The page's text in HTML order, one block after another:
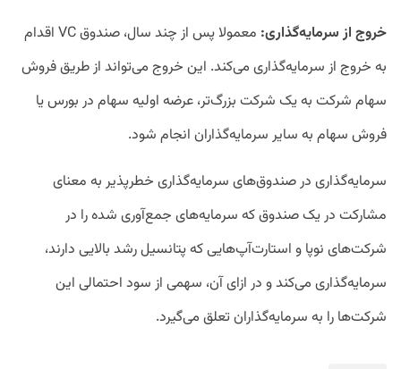
خروج از سرمایه‌گذاری:
معمولا پس از چند سال، صندوق VC اقدام
به خروج از سرمایه‌گذاری می‌کند. این خروج می‌تواند از طریق فروش
سهام شرکت به یک شرکت بزرگ‌تر، عرضه اولیه سهام در بورس یا
فروش سهام به سایر سرمایه‌گذاران انجام شود.
سرمایه‌گذاری در صندوق‌های سرمایه‌گذاری خطرپذیر به معنای
مشارکت در یک صندوق که سرمایه‌های جمع‌آوری شده را در
شرکت‌های نوپا و استارت‌آپ‌هایی که پتانسیل رشد بالایی دارند،
سرمایه‌گذاری می‌کند و در ازای آن، سهمی از سود احتمالی این
شرکت‌ها را به سرمایه‌گذاران تعلق می‌گیرد.